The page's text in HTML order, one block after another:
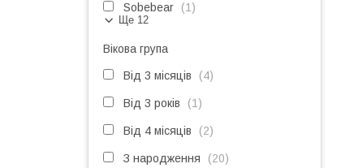
Sobebear 1
Ще 12
Вікова група
Від 3 місяців 4
Від 3 років 1
Від 4 місяців 2
З народження 20